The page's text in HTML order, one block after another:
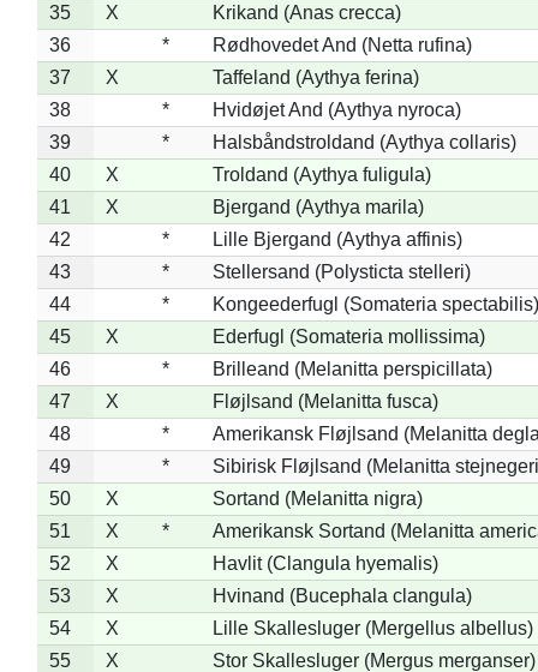
35
X
Krikand (Anas crecca)
36
*
Rødhovedet And (Netta rufina)
37
X
Taffeland (Aythya ferina)
38
*
Hvidøjet And (Aythya nyroca)
39
*
Halsbåndstroldand (Aythya collaris)
40
X
Troldand (Aythya fuligula)
41
X
Bjergand (Aythya marila)
42
*
Lille Bjergand (Aythya affinis)
43
*
Stellersand (Polysticta stelleri)
44
*
Kongeederfugl (Somateria spectabilis)
45
X
Ederfugl (Somateria mollissima)
46
*
Brilleand (Melanitta perspicillata)
47
X
Fløjlsand (Melanitta fusca)
48
*
Amerikansk Fløjlsand (Melanitta
49
*
Sibirisk Fløjlsand (Melanitta
50
X
Sortand (Melanitta nigra)
51
X *
Amerikansk Sortand (Melanitta
52
X
Havlit (Clangula hyemalis)
53
X
Hvinand (Bucephala clangula)
54
X
Lille Skallesluger (Mergellus albellus)
55
X Stor Skallesluger (Mergus merganser)